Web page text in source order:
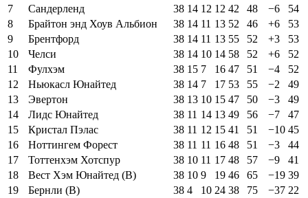
7
Сандерленд 38 14 12 12 42 48 −6
54
8
Брайтон энд Хоув Альбион 38 14 11 13 52 46 +6
53
9
Брентфорд 38 14 11 13 55 52 +3
53
10
Челси 38 14 10 14 58 52 +6
52
11
Фулхэм 38 15 7 16 47 51 −4
52
12
Ньюкасл Юнайтед 38 14 7 17 53 55 −2
49
13
Эвертон 38 13 10 15 47 50 −3
49
14
Лидс Юнайтед 38 11 14 13 49 56 −7
47
15
Кристал Пэлас 38 11 12 15 41 51 −10 45
16
Ноттингем Форест 38 11 11 16 48 51 −3
44
17
Тоттенхэм Хотспур 38 10 11 17 48 57 −9
41
18
Вест Хэм Юнайтед (В) 38 10 9 19 46 65 −19 39
19
Бернли (В) 38 4 10 24 38 75 −37 22